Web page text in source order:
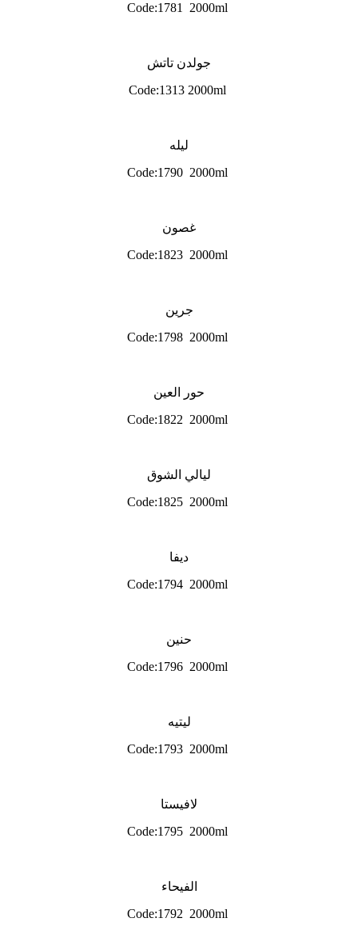
Code:1781 2000ml
جولدن تاتش
Code:1313 2000ml
ليله
Code:1790 2000ml
غصون
Code:1823 2000ml
جرين
Code:1798 2000ml
حور العين
Code:1822 2000ml
ليالي الشوق
Code:1825 2000ml
ديفا
Code:1794 2000ml
حنين
Code:1796 2000ml
ليتيه
Code:1793 2000ml
لافيستا
Code:1795 2000ml
الفيحاء
Code:1792 2000ml